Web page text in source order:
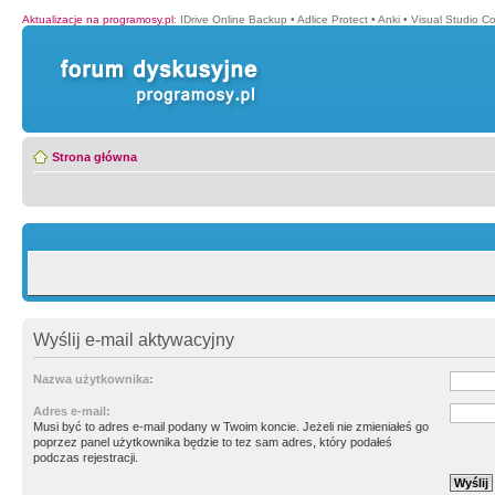
Aktualizacje na programosy.pl: IDrive Online Backup • Adlice Protect • Anki • Visual Studio
Strona główna
Wyślij e-mail aktywacyjny
Nazwa użytkownika:
Adres e-mail:
Musi być to adres e-mail podany w Twoim koncie. Jeżeli nie zmieniałeś go
poprzez panel użytkownika będzie to tez sam adres, który podałeś
podczas rejestracji.